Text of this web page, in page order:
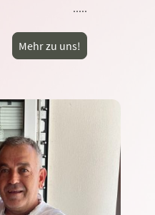
.....
Mehr zu uns!